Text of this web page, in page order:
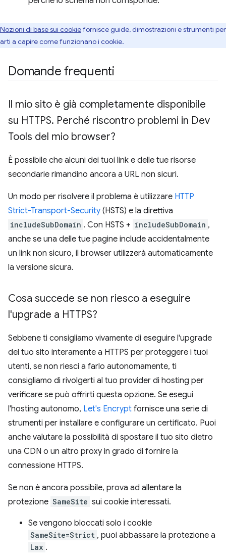
Nozioni di base sui cookiefornisce guide, dimostrazioni e strumenti per
a capire come funzionano i cookie.
Domande frequenti
Il mio sito è già completamente disponibile
su HTTPS. Perché riscontro problemi in Dev
Tools del mio browser?
È possibile che alcuni dei tuoi link e delle tue risorse
secondarie rimandino ancora a URL non sicuri.
Un modo per risolvere il problema è utilizzare HTTP
Strict-Transport-Security (HSTS) e la direttiva
includeSubDomain . Con HSTS + includeSubDomain ,
anche se una delle tue pagine include accidentalmente
un link non sicuro, il browser utilizzerà automaticamente
la versione sicura.
Cosa succede se non riesco a eseguire
l'upgrade a HTTPS?
Sebbene ti consigliamo vivamente di eseguire l'upgrade
del tuo sito interamente a HTTPS per proteggere i tuoi
utenti, se non riesci a farlo autonomamente, ti
consigliamo di rivolgerti al tuo provider di hosting per
verificare se può offrirti questa opzione. Se esegui
l'hosting autonomo, Let's Encrypt fornisce una serie di
strumenti per installare e configurare un certificato. Puoi
anche valutare la possibilità di spostare il tuo sito dietro
una CDN o un altro proxy in grado di fornire la
connessione HTTPS.
Se non è ancora possibile, prova ad allentare la
protezione SameSite sui cookie interessati.
Se vengono bloccati solo i cookie
SameSite=Strict , puoi abbassare la protezione a
Lax .